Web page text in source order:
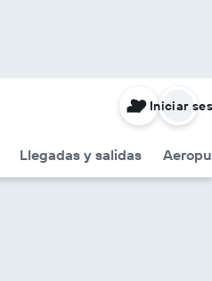
Llegadas y salidas
Iniciar